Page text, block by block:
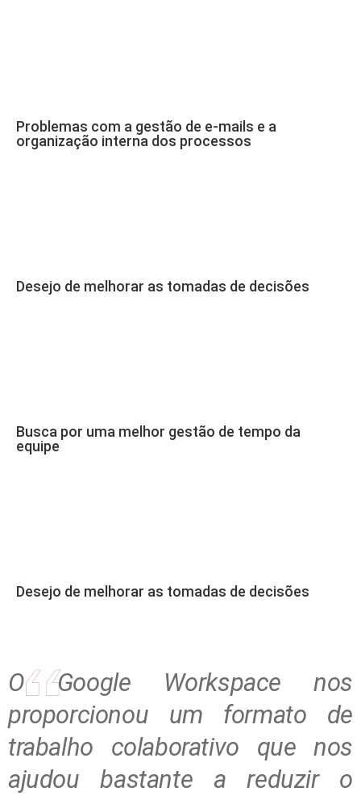
Problemas com a gestão de e-mails e a
organização interna dos processos
Desejo de melhorar as tomadas de decisões
Busca por uma melhor gestão de tempo da
equipe
Desejo de melhorar as tomadas de decisões
O Google Workspace nos
proporcionou um formato de
trabalho colaborativo que nos
ajudou bastante a reduzir o